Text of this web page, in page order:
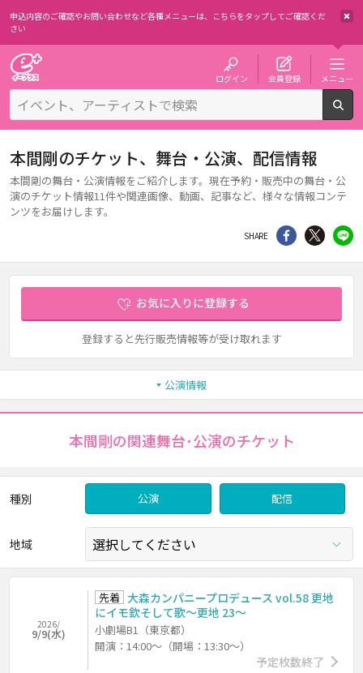
申込内容のご確認やお問い合わせなど各種メニューは、 こちらをタップしてご確認くだ
さい
ログイン 会員登録 メニュー
本間剛のチケット、舞台・公演、配信情報
本間剛の舞台・公演情報をご紹介します。現在予約・販売中の舞台・公
演のチケット情報11件や関連画像、動画、記事など、様々な情報コンテ
ンツをお届けします。
SHARE シェア Twitter
お気に入りに登録する
登録すると先行販売情報等が受け取れます
公演情報
本間剛の関連舞台･公演のチケット
種別 公演 配信
地域
2026/
9/9(水)
先着 大森カンパニープロデュース vol.58 更地
にイモ欽そして歌～更地 23～
小劇場B1（東京都）
開演：14:00～（開場：13:30～）
予定枚数終了